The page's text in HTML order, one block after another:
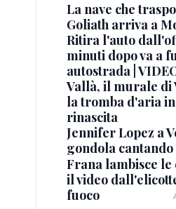
La nave che
Goliath arriva a
Ritira l'auto
minuti dopo va a
autostrada |
Vallà, il murale di
la tromba d'aria
rinascita
Jennifer Lopez a
gondola
Frana lambisce le
il video
fuoco